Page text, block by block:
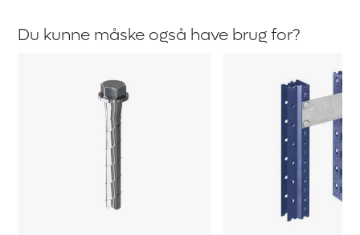
Du kunne måske også have brug for?